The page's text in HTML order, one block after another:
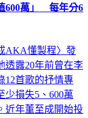
600萬」 每年分6
AKA懂製程〉發
透露20年前曾在李
12首歌的抒情專
少損失5、600萬
近年董至成開始投